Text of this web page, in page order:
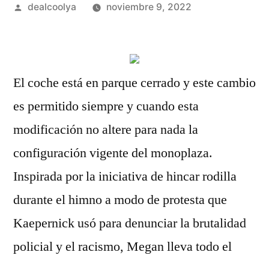
Publicado
dealcoolya noviembre 9, 2022
El coche está en parque cerrado y este cambio
es permitido siempre y cuando esta
modificación no altere para nada la
configuración vigente del monoplaza.
Inspirada por la iniciativa de hincar rodilla
durante el himno a modo de protesta que
Kaepernick usó para denunciar la brutalidad
policial y el racismo, Megan lleva todo el